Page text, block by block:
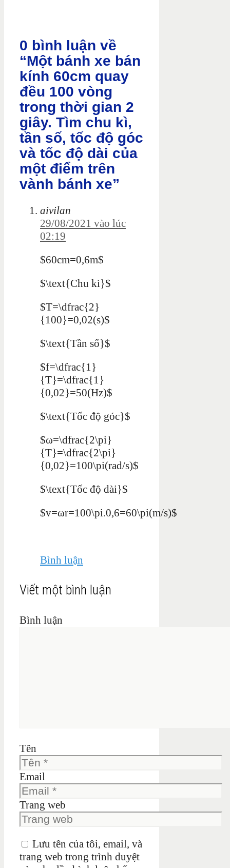
0 bình luận về
“Một bánh xe bán
kính 60cm quay
đều 100 vòng
trong thời gian 2
giây. Tìm chu kì,
tần số, tốc độ góc
và tốc độ dài của
một điểm trên
vành bánh xe”
aivilan
29/08/2021 vào lúc
02:19
$60cm=0,6m$
$\text{Chu kì}$
$T=\dfrac{2}
{100}=0,02(s)$
$\text{Tần số}$
$f=\dfrac{1}
{T}=\dfrac{1}
{0,02}=50(Hz)$
$\text{Tốc độ góc}$
$ω=\dfrac{2\pi}
{T}=\dfrac{2\pi}
{0,02}=100\pi(rad/s)$
$\text{Tốc độ dài}$
$v=ωr=100\pi.0,6=60\pi(m/s)$
Bình luận
Viết một bình luận
Bình luận
Tên
Email
Trang web
Lưu tên của tôi, email, và
trang web trong trình duyệt